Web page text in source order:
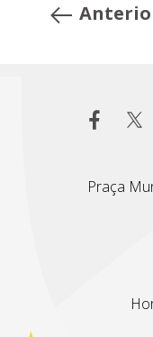
Praça